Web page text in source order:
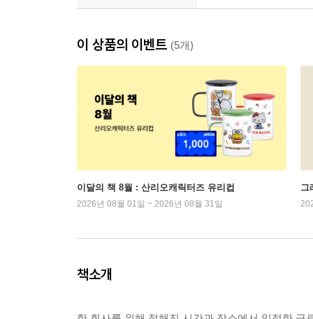
이 상품의 이벤트 (5개)
이달의 책 8월 : 산리오캐릭터즈 유리컵
2026년 08월 01일 ~ 2026년 08월 31일
그
책소개